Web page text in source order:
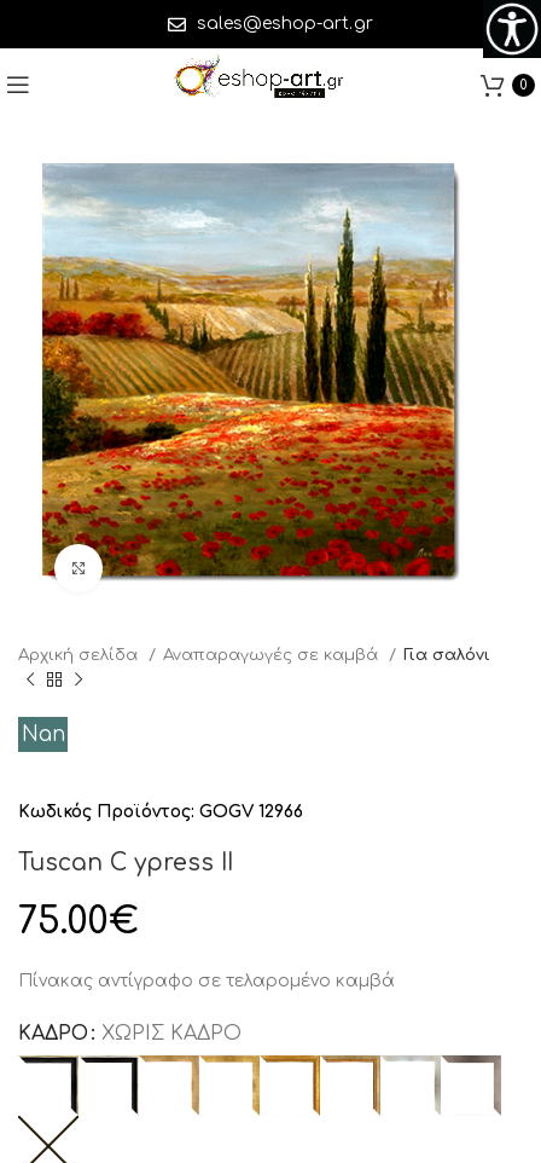
sales@eshop-art.gr
0
Click to enlarge
Αρχική σελίδα Αναπαραγωγές σε καμβά Για σαλόνι
Nan
Κωδικός Προϊόντος: GOGV 12966
Tuscan C ypress II
75.00€
Πίνακας αντίγραφο σε τελαρομένο καμβά
ΚΑΔΡΟ ΧΩΡΊΣ ΚΆΔΡΟ